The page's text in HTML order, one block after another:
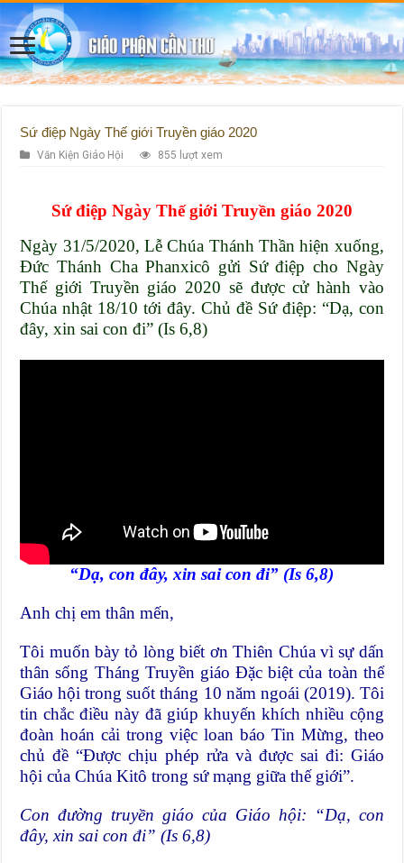
Sứ điệp Ngày Thế giới Truyền giáo 2020
Văn Kiện Giáo Hội 855 lượt xem
Sứ điệp Ngày Thế giới Truyền giáo 2020
Ngày 31/5/2020, Lễ Chúa Thánh Thần hiện xuống,
Đức Thánh Cha Phanxicô gửi Sứ điệp cho Ngày
Thế giới Truyền giáo 2020 sẽ được cử hành vào
Chúa nhật 18/10 tới đây. Chủ đề Sứ điệp: “Dạ, con
đây, xin sai con đi” (Is 6,8)
“Dạ, con đây, xin sai con đi” (Is 6,8)
Anh chị em thân mến,
Tôi muốn bày tỏ lòng biết ơn Thiên Chúa vì sự dấn
thân sống Tháng Truyền giáo Đặc biệt của toàn thể
Giáo hội trong suốt tháng 10 năm ngoái (2019). Tôi
tin chắc điều này đã giúp khuyến khích nhiều cộng
đoàn hoán cải trong việc loan báo Tin Mừng, theo
chủ đề “Được chịu phép rửa và được sai đi: Giáo
hội của Chúa Kitô trong sứ mạng giữa thế giới”.
Con đường truyền giáo của Giáo hội: “Dạ, con
đây, xin sai con đi” (Is 6,8)